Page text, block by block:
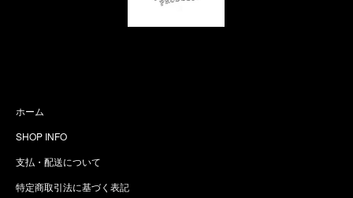
ホーム
SHOP INFO
支払・配送について
特定商取引法に基づく表記